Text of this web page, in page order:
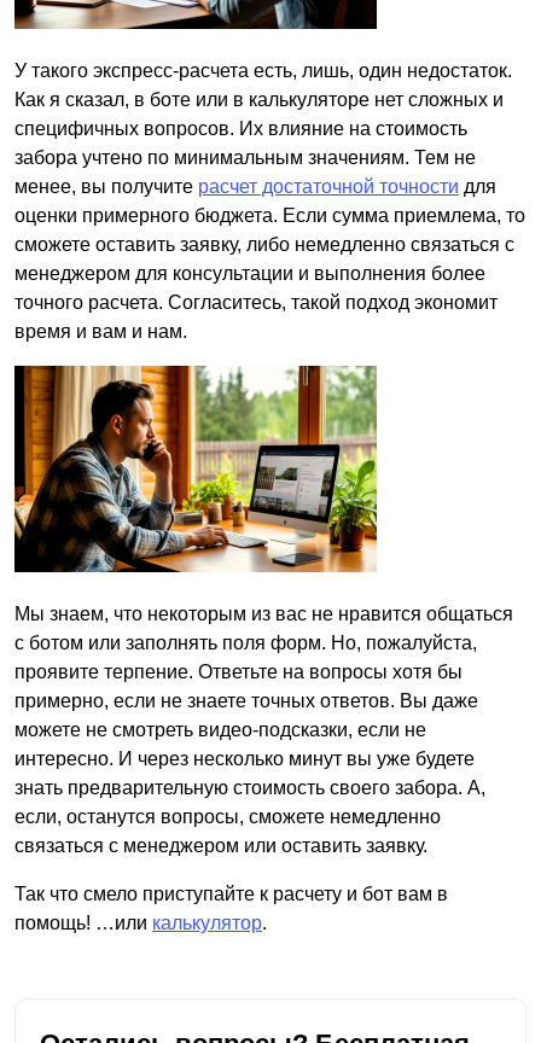
У такого экспресс-расчета есть, лишь, один недостаток.
Как я сказал, в боте или в калькуляторе нет сложных и
специфичных вопросов. Их влияние на стоимость
забора учтено по минимальным значениям. Тем не
менее, вы получите расчет достаточной точности для
оценки примерного бюджета. Если сумма приемлема, то
сможете оставить заявку, либо немедленно связаться с
менеджером для консультации и выполнения более
точного расчета. Согласитесь, такой подход экономит
время и вам и нам.
Мы знаем, что некоторым из вас не нравится общаться
с ботом или заполнять поля форм. Но, пожалуйста,
проявите терпение. Ответьте на вопросы хотя бы
примерно, если не знаете точных ответов. Вы даже
можете не смотреть видео-подсказки, если не
интересно. И через несколько минут вы уже будете
знать предварительную стоимость своего забора. А,
если, останутся вопросы, сможете немедленно
связаться с менеджером или оставить заявку.
Так что смело приступайте к расчету и бот вам в
помощь! …или калькулятор.